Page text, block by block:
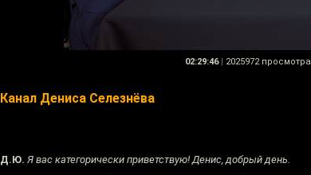
02:29:46 | 2025972 просмотра
Канал Дениса Селезнёва
Д.Ю. Я вас категорически приветствую! Денис, добрый день.